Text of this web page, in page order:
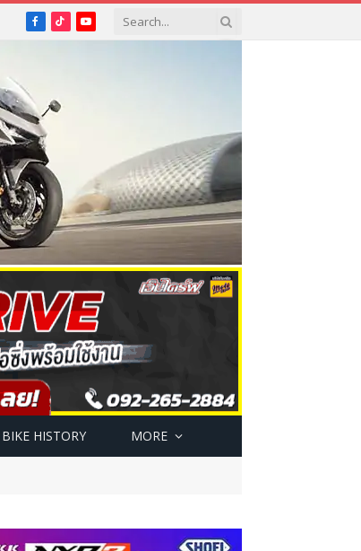
Facebook
TikTokYouTube
BIKE HISTORY MORE